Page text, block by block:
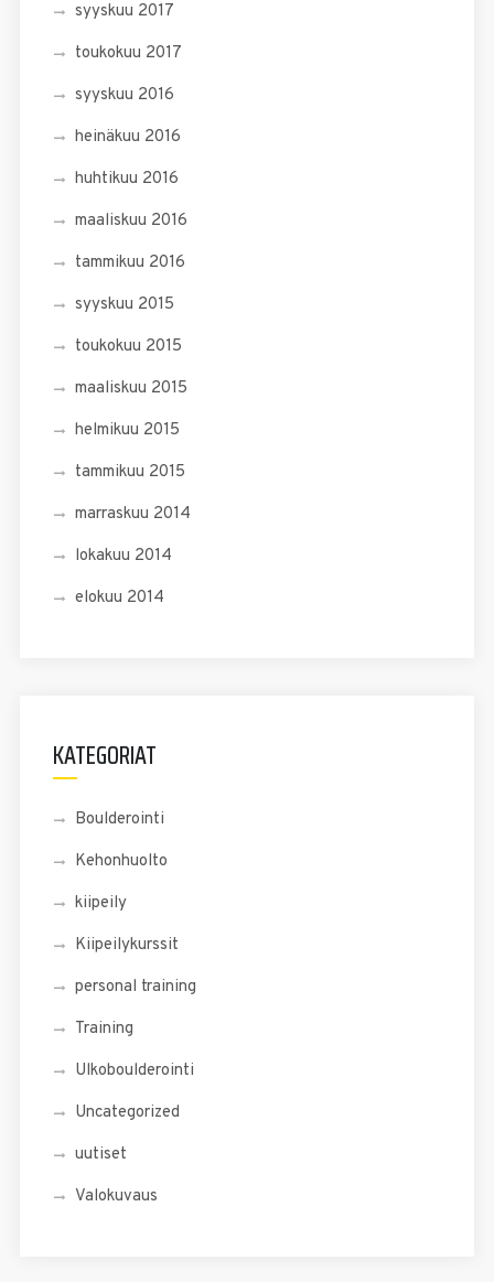
syyskuu 2017
toukokuu 2017
syyskuu 2016
heinäkuu 2016
huhtikuu 2016
maaliskuu 2016
tammikuu 2016
syyskuu 2015
toukokuu 2015
maaliskuu 2015
helmikuu 2015
tammikuu 2015
marraskuu 2014
lokakuu 2014
elokuu 2014
KATEGORIAT
Boulderointi
Kehonhuolto
kiipeily
Kiipeilykurssit
personal training
Training
Ulkoboulderointi
Uncategorized
uutiset
Valokuvaus